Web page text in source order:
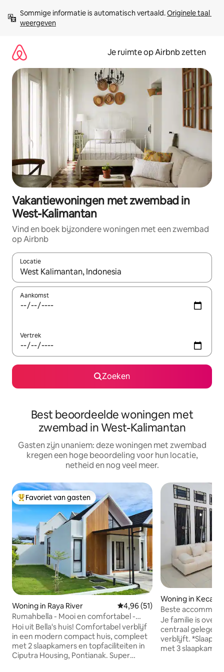
direct
naar
Sommige informatie is automatisch vertaald. Originele taal
weergeven
Je ruimte op Airbnb zetten
Vakantiewoningen met zwembad in
West-Kalimantan
Vind en boek bijzondere woningen met een zwembad
op Airbnb
Locatie
Wanneer er suggesties beschikbaar zijn, maak je een keuze
Aankomst
Vertrek
Zoeken
Best beoordeelde woningen met
zwembad in West-Kalimantan
Gasten zijn unaniem: deze woningen met zwembad
kregen een hoge beoordeling voor hun locatie,
netheid en nog veel meer.
Topfavoriet van gasten
Favoriet van gasten
Woning in Raya River Gemiddelde beoordeling van
4,96 (51)
Rumahbella - Mooi en comfortabel -
Citra Garden Aneka
Hoi uit Bella's huis! Comfortabel verblijf
in een modern compact huis, compleet
met 2 slaapkamers en topfaciliteiten in
Ciputra Housing, Pontianak. Super
Woning in
wang Barat
Beste
NARA - AlLan
Je familie is
centraal gelegen
verblijft. *Slaapkamers •Kingsize bed
met 3